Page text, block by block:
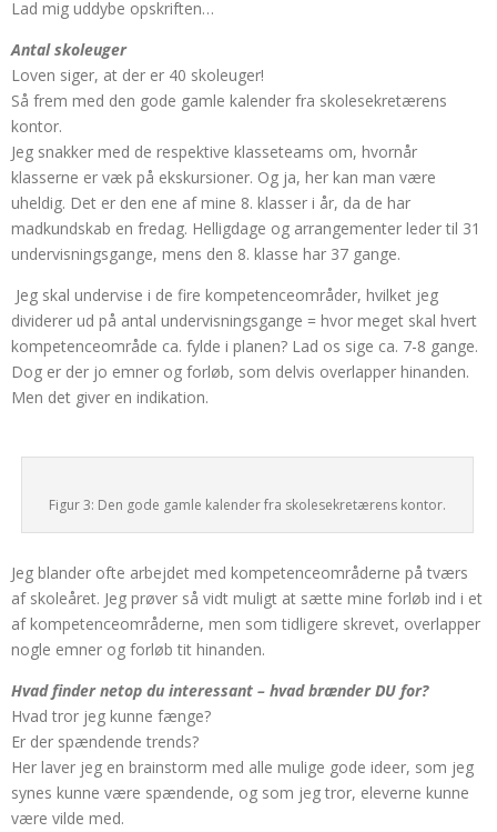
Lad mig uddybe opskriften…
Antal skoleuger
Loven siger, at der er 40 skoleuger!
Så frem med den gode gamle kalender fra skolesekretærens
kontor.
Jeg snakker med de respektive klasseteams om, hvornår
klasserne er væk på ekskursioner. Og ja, her kan man være
uheldig. Det er den ene af mine 8. klasser i år, da de har
madkundskab en fredag. Helligdage og arrangementer leder til 31
undervisningsgange, mens den 8. klasse har 37 gange.
Jeg skal undervise i de fire kompetenceområder, hvilket jeg
dividerer ud på antal undervisningsgange = hvor meget skal hvert
kompetenceområde ca. fylde i planen? Lad os sige ca. 7-8 gange.
Dog er der jo emner og forløb, som delvis overlapper hinanden.
Men det giver en indikation.
Figur 3: Den gode gamle kalender fra skolesekretærens kontor.
Jeg blander ofte arbejdet med kompetenceområderne på tværs
af skoleåret. Jeg prøver så vidt muligt at sætte mine forløb ind i et
af kompetenceområderne, men som tidligere skrevet, overlapper
nogle emner og forløb tit hinanden.
Hvad finder netop du interessant – hvad brænder DU for?
Hvad tror jeg kunne fænge?
Er der spændende trends?
Her laver jeg en brainstorm med alle mulige gode ideer, som jeg
synes kunne være spændende, og som jeg tror, eleverne kunne
være vilde med.